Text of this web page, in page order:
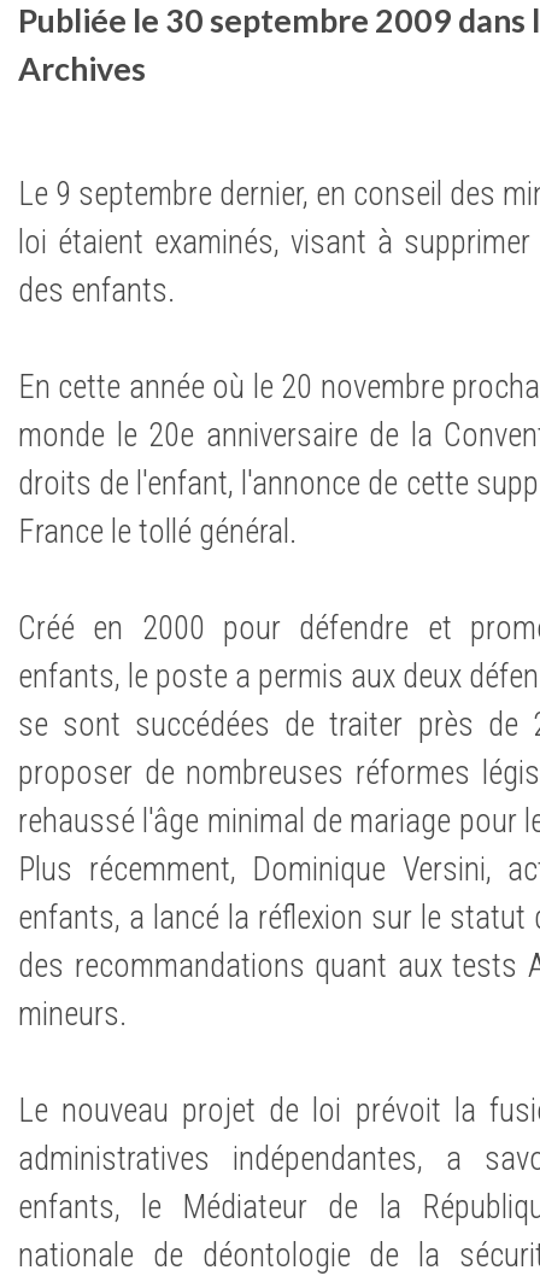
Publiée le 30 septembre 2009 dans
Archives
Le 9 septembre dernier, en conseil des
loi étaient examinés, visant à
des enfants.
En cette année où le 20 novembre
monde le 20e anniversaire de la
droits de l'enfant, l'annonce de cette
France le tollé général.
Créé en 2000 pour défendre et
enfants, le poste a permis aux deux
se sont succédées de traiter près de
proposer de nombreuses réformes
rehaussé l'âge minimal de mariage pour
Plus récemment, Dominique Versini,
enfants, a lancé la réflexion sur le statut
des recommandations quant aux tests
mineurs.
Le nouveau projet de loi prévoit la
administratives indépendantes, a
enfants, le Médiateur de la
nationale de déontologie de la